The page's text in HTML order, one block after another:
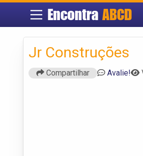
Encontra ABCD
Jr Construções
Compartilhar Avalie!